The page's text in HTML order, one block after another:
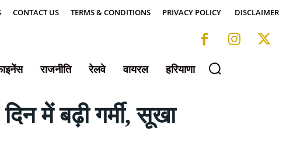
CONTACT US TERMS & CONDITIONS PRIVACY POLICY DISCLAIMER
राजनीति रेलवे वायरल हरियाणा
में बढ़ी गर्मी, सूखा